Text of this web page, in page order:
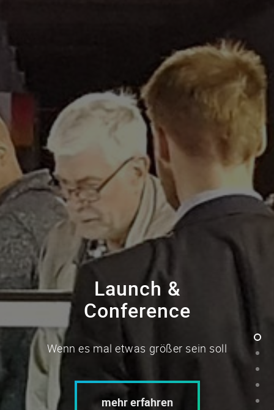
Launch &
Conference
Wenn es mal etwas größer sein soll
mehr erfahren